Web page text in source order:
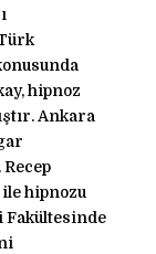
hipnoz
Ankara
ile hipnozu
Fakültesinde